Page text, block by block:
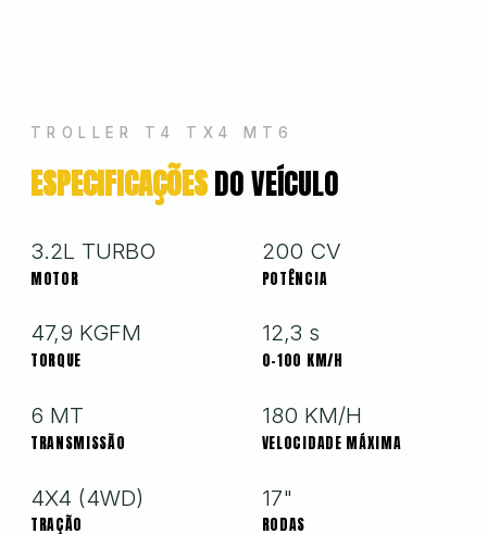
Jeep
Jetour
TROLLER T4 TX4 MT6
ESPECIFICAÇÕESDO VEÍCULO
3.2L TURBO
MOTOR
200 CV
POTÊNCIA
47,9 KGFM
TORQUE
12,3 s
0-100 KM/H
6 MT
TRANSMISSÃO
180 KM/H
VELOCIDADE MÁXIMA
4X4 (4WD)
TRAÇÃO
17"
RODAS